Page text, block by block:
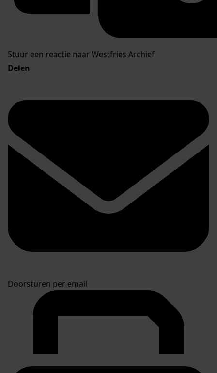
Stuur een reactie naar Westfries Archief
Delen
Doorsturen per email